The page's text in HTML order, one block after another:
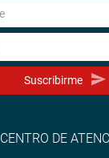
Suscribirme
CENTRO DE